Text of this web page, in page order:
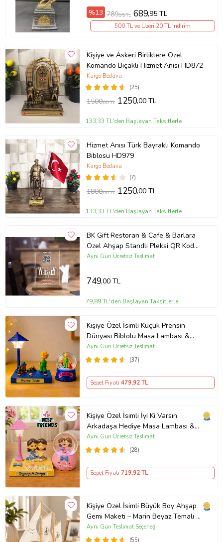
%13 789,95 TL 689,95 TL
500 TL ve Üzeri 20 TL İndirim
Kişiye ve Askeri Birliklere Özel
Komando Bıçaklı Hizmet Anısı HD872
(25)
Kargo Bedava
1500,00 TL 1250,00 TL
133,33 TL'den Başlayan Taksitlerle
Hizmet Anısı Türk Bayraklı Komando
Biblosu HD979
(7)
Kargo Bedava
1800,00 TL 1250,00 TL
133,33 TL'den Başlayan Taksitlerle
BK Gift Restoran & Cafe & Barlara
Özel Ahşap Standlı Pleksi QR Kod
Menü, Cafe&Bar için QR kodlu
(Model 6)
Aynı Gün Ücretsiz Teslimat
749,00 TL
79,89 TL'den Başlayan Taksitlerle
Kişiye Özel İsimli Küçük Prensin
Dünyası Biblolu Masa Lambası &
Işıklı Kar Küresi
(37)
Aynı Gün Ücretsiz Teslimat
Sepet Fiyatı 479,92 TL
Kişiye Özel İsimli İyi Ki Varsın
Arkadaşa Hediye Masa Lambası &
İyi Ki Varsın Arkadaşım Işıklı Kar
Küresi
(28)
Aynı Gün Ücretsiz Teslimat
Sepet Fiyatı 719,92 TL
Kişiye Özel İsimli Büyük Boy Ahşap
Gemi Maketi – Marin Beyaz Temalı El
Yapımı (40x42 cm)
(55)
Aynı Gün Teslimat Seçeneği